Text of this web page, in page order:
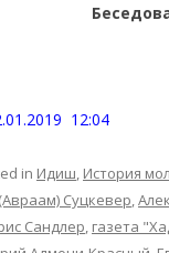
12:04
in Идиш, История
Суцкевер,
Сандлер, газета